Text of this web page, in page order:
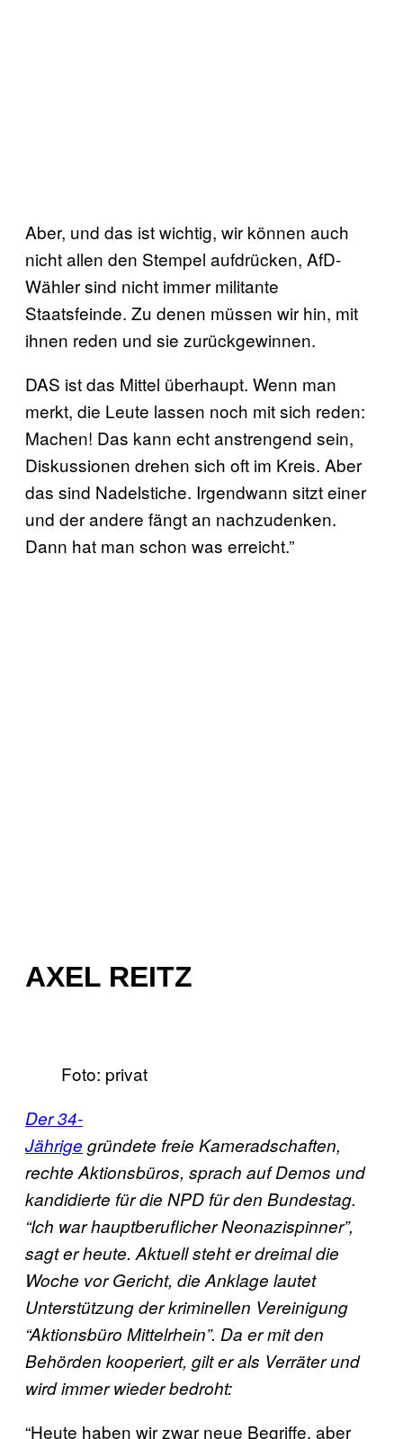
Aber, und das ist wichtig, wir können auch
nicht allen den Stempel aufdrücken, AfD-
Wähler sind nicht immer militante
Staatsfeinde. Zu denen müssen wir hin, mit
ihnen reden und sie zurückgewinnen.
DAS ist das Mittel überhaupt. Wenn man
merkt, die Leute lassen noch mit sich reden:
Machen! Das kann echt anstrengend sein,
Diskussionen drehen sich oft im Kreis. Aber
das sind Nadelstiche. Irgendwann sitzt einer
und der andere fängt an nachzudenken.
Dann hat man schon was erreicht.”
AXEL REITZ
Foto: privat
Der 34-
Jährige gründete freie Kameradschaften,
rechte Aktionsbüros, sprach auf Demos und
kandidierte für die NPD für den Bundestag.
“Ich war hauptberuflicher Neonazispinner”,
sagt er heute. Aktuell steht er dreimal die
Woche vor Gericht, die Anklage lautet
Unterstützung der kriminellen Vereinigung
“Aktionsbüro Mittelrhein”. Da er mit den
Behörden kooperiert, gilt er als Verräter und
wird immer wieder bedroht:
“Heute haben wir zwar neue Begriffe, aber